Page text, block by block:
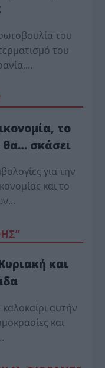
του
του
το
θα… σκάσει
για την
και το
και
αυτήν
και